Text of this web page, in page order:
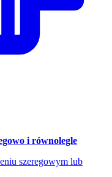
i równolegle
szeregowym lub